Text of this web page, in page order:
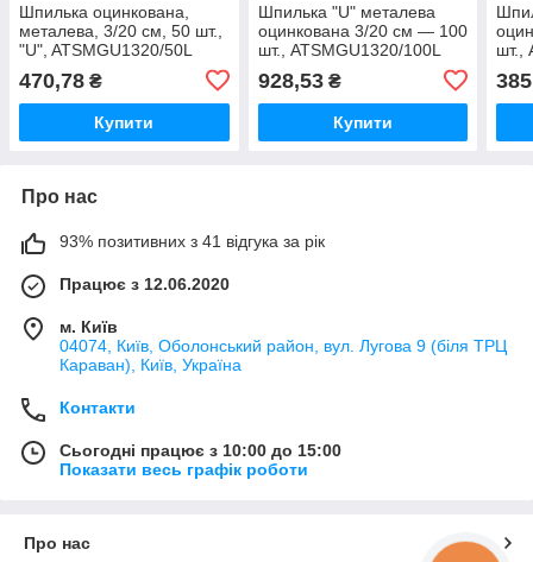
Шпилька оцинкована,
металева, 3/20 см, 50 шт.,
"U", ATSMGU1320/50L
470,78 ₴
Купити
Шпилька "U" металева
оцинкована 3/20 см — 100
шт., ATSMGU1320/100L
928,53₴
Купити
шт.,
Про нас
93% позитивних з 41 відгука за рік
Працює з 12.06.2020
м. Київ
04074, Київ, Оболонський район, вул. Лугова 9 (біля ТРЦ
Караван), Київ, Україна
Контакти
Сьогодні працює з 10:00 до 15:00
Показати весь графік роботи
Про нас